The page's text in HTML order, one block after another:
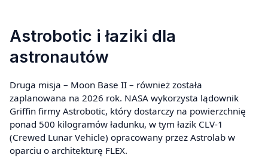
Astrobotic i łaziki dla
astronautów
Druga misja – Moon Base II – również została
zaplanowana na 2026 rok. NASA wykorzysta lądownik
Griffin firmy Astrobotic, który dostarczy na powierzchnię
ponad 500 kilogramów ładunku, w tym łazik CLV-1
(Crewed Lunar Vehicle) opracowany przez Astrolab w
oparciu o architekturę FLEX.